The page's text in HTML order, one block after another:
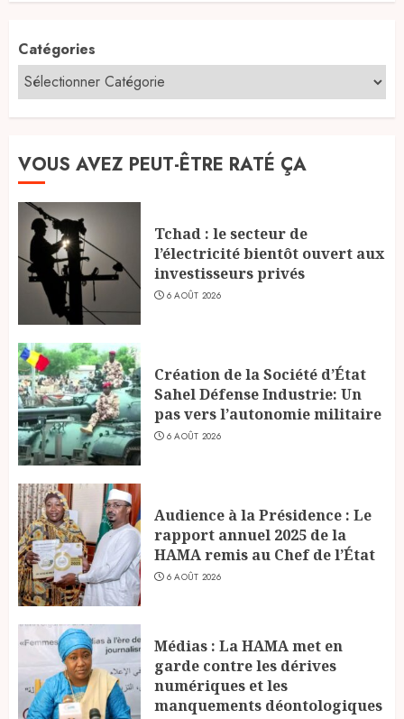
Catégories
VOUS AVEZ PEUT-ÊTRE RATÉ ÇA
Tchad : le secteur de
l’électricité bientôt ouvert aux
investisseurs privés
6 AOÛT 2026
Création de la Société d’État
Sahel Défense Industrie: Un
pas vers l’autonomie militaire
6 AOÛT 2026
Audience à la Présidence : Le
rapport annuel 2025 de la
HAMA remis au Chef de l’État
6 AOÛT 2026
Médias : La HAMA met en
garde contre les dérives
numériques et les
manquements déontologiques